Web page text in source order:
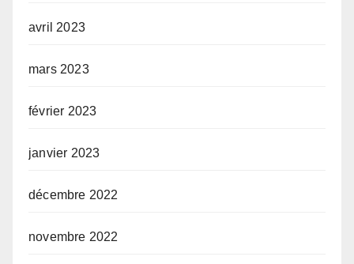
avril 2023
mars 2023
février 2023
janvier 2023
décembre 2022
novembre 2022